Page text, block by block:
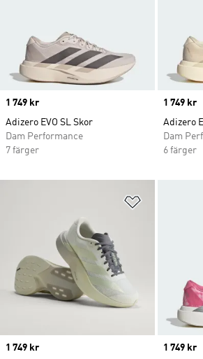
Price
1 749 kr
Adizero EVO SL Skor
Dam Performance
7 färger
Price
1 749 kr
Adizero
Dam
6 färger
Price
1 749 kr
Price
1 749 kr